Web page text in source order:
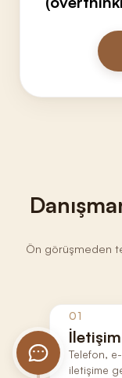
Ön görüşmeden
01
Telefon,
iletişime